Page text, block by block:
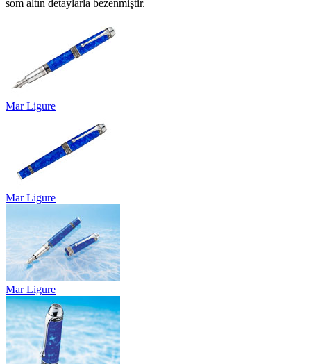
som altın detaylarla bezenmiştir.
Mar Ligure
Mar Ligure
Mar Ligure